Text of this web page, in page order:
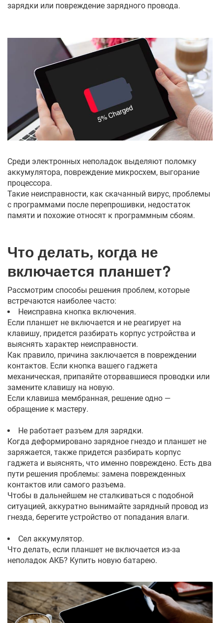
зарядки или повреждение зарядного провода.
Среди электронных неполадок выделяют поломку
аккумулятора, повреждение микросхем, выгорание
процессора.
Такие неисправности, как скачанный вирус, проблемы
с программами после перепрошивки, недостаток
памяти и похожие относят к программным сбоям.
Что делать, когда не
включается планшет?
Рассмотрим способы решения проблем, которые
встречаются наиболее часто:
Неисправна кнопка включения.
Если планшет не включается и не реагирует на
клавишу, придется разбирать корпус устройства и
выяснять характер неисправности.
Как правило, причина заключается в повреждении
контактов. Если кнопка вашего гаджета
механическая, припаяйте оторвавшиеся проводки или
замените клавишу на новую.
Если клавиша мембранная, решение одно —
обращение к мастеру.
Не работает разъем для зарядки.
Когда деформировано зарядное гнездо и планшет не
заряжается, также придется разбирать корпус
гаджета и выяснять, что именно повреждено. Есть два
пути решения проблемы: замена поврежденных
контактов или самого разъема.
Чтобы в дальнейшем не сталкиваться с подобной
ситуацией, аккуратно вынимайте зарядный провод из
гнезда, берегите устройство от попадания влаги.
Сел аккумулятор.
Что делать, если планшет не включается из-за
неполадок АКБ? Купить новую батарею.